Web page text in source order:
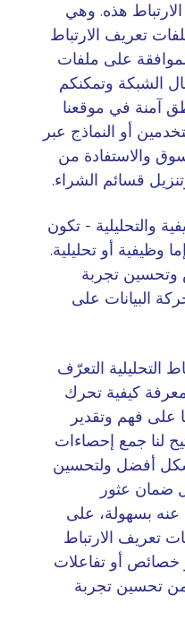
هذه. وهي
تعريف الارتباط
على ملفات
الشبكة وتمكنكم
آمنة في موقعنا
أو النماذج عبر
والاستفادة من
قسائم الشراء.
والتحليلية - تكون
وظيفية أو تحليلية.
تجربة
البيانات على
التحليلية التعرّف
كيفية تحرك
على فهم وتقدير
لنا جمع إحصاءات
أفضل ولتحسين
ضمان عثور
عنه بسهولة، على
تعريف الارتباط
خصائص أو تفاعلات
من تحسين تجربة